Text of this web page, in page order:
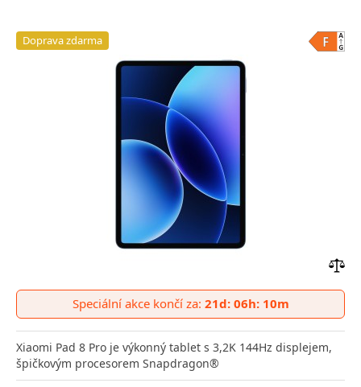
Doprava zdarma
do
Speciální akce končí za: 21d: 06h: 10m
Xiaomi Pad 8 Pro je výkonný tablet s 3,2K 144Hz displejem,
špičkovým procesorem Snapdragon®